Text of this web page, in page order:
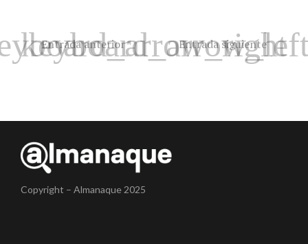
Entrada anterior Entrada siguiente
Copyright – Almanaque 2025